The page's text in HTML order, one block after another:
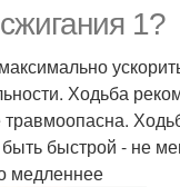
1?
Ходьба
травмоопасна.
быстрой - не
медленнее